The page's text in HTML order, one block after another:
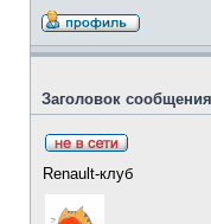
Заголовок
Renault-клуб